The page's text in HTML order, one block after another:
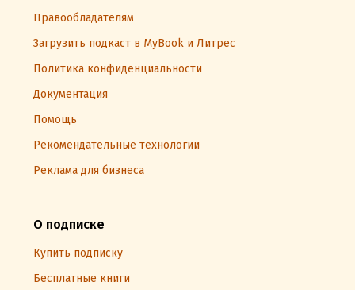
Правообладателям
Загрузить подкаст в MyBook и Литрес
Политика конфиденциальности
Документация
Помощь
Рекомендательные технологии
Реклама для бизнеса
О подписке
Купить подписку
Бесплатные книги